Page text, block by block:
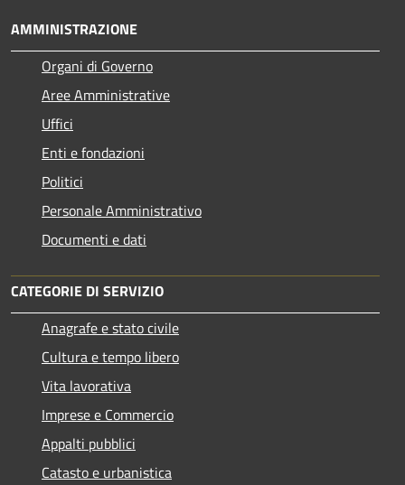
AMMINISTRAZIONE
Organi di Governo
Aree Amministrative
Uffici
Enti e fondazioni
Politici
Personale Amministrativo
Documenti e dati
CATEGORIE DI SERVIZIO
Anagrafe e stato civile
Cultura e tempo libero
Vita lavorativa
Imprese e Commercio
Appalti pubblici
Catasto e urbanistica